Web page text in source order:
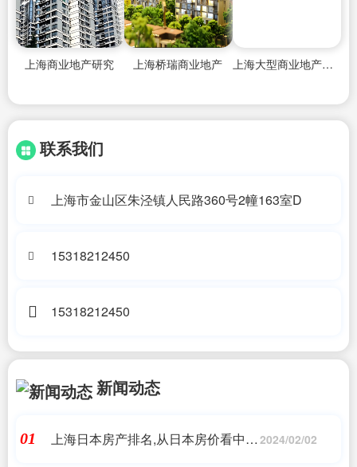
上海商业地产研究 上海桥瑞商业地产 上海大型商业地产佣金
联系我们
上海市金山区朱泾镇人民路360号2幢163室D
15318212450
15318212450
新闻动态
01
上海日本房产排名,从日本房价看中国 2024/02/02